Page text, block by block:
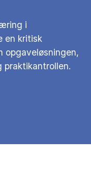
i
en kritisk
opgaveløsningen,
praktikantrollen.